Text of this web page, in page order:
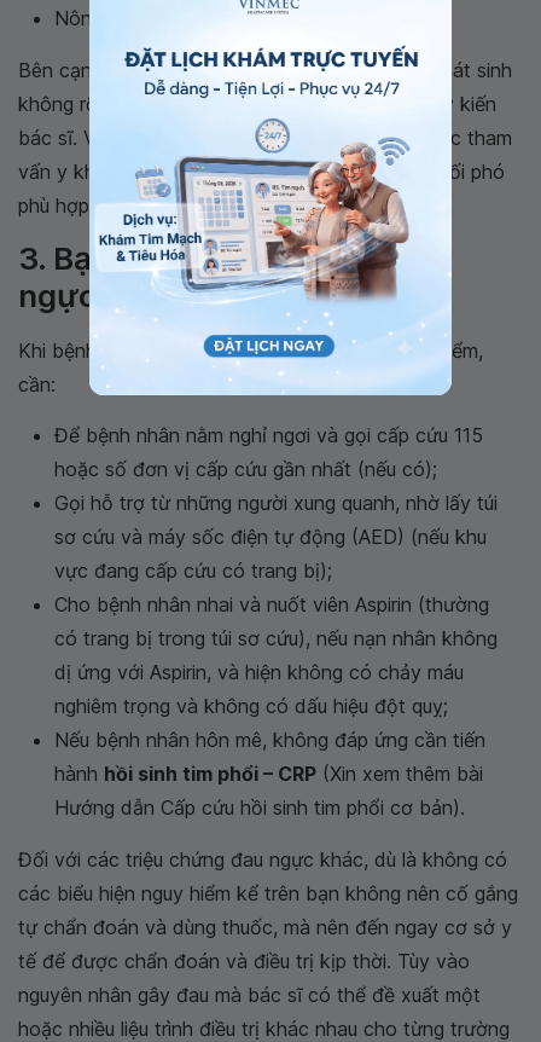
Nôn hoặc buồn nôn.
Bên cạnh đó, khi cơn đau thắt ngực đột ngột phát sinh
không rõ nguyên nhân, bạn vui lòng tham khảo ý kiến
bác sĩ. Vì cơ địa mỗi người là khác nhau, nên việc tham
vấn y khoa có thể giúp bạn lựa chọn giải pháp đối phó
phù hợp nhất.
3. Bạn cần làm gì khi bị đau
ngực?
Khi bệnh nhân có các dấu hiệu đau ngực nguy hiểm,
cần:
Để bệnh nhân nằm nghỉ ngơi và gọi cấp cứu 115
hoặc số đơn vị cấp cứu gần nhất (nếu có);
Gọi hỗ trợ từ những người xung quanh, nhờ lấy túi
sơ cứu và máy sốc điện tự động (AED) (nếu khu
vực đang cấp cứu có trang bị);
Cho bệnh nhân nhai và nuốt viên Aspirin (thường
có trang bị trong túi sơ cứu), nếu nạn nhân không
dị ứng với Aspirin, và hiện không có chảy máu
nghiêm trọng và không có dấu hiệu đột quỵ;
Nếu bệnh nhân hôn mê, không đáp ứng cần tiến
hành hồi sinh tim phổi – CRP (Xin xem thêm bài
Hướng dẫn Cấp cứu hồi sinh tim phổi cơ bản).
Đối với các triệu chứng đau ngực khác, dù là không có
các biểu hiện nguy hiểm kể trên bạn không nên cố gắng
tự chẩn đoán và dùng thuốc, mà nên đến ngay cơ sở y
tế để được chẩn đoán và điều trị kịp thời. Tùy vào
nguyên nhân gây đau mà bác sĩ có thể đề xuất một
hoặc nhiều liệu trình điều trị khác nhau cho từng trường